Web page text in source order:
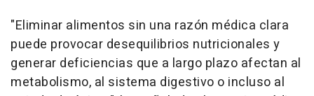
"Eliminar alimentos sin una razón médica clara
puede provocar desequilibrios nutricionales y
generar deficiencias que a largo plazo afectan al
metabolismo, al sistema digestivo o incluso al